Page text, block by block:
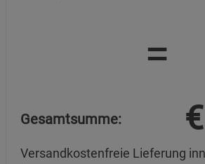
=
Gesamtsumme: €
Versandkostenfreie Lieferung